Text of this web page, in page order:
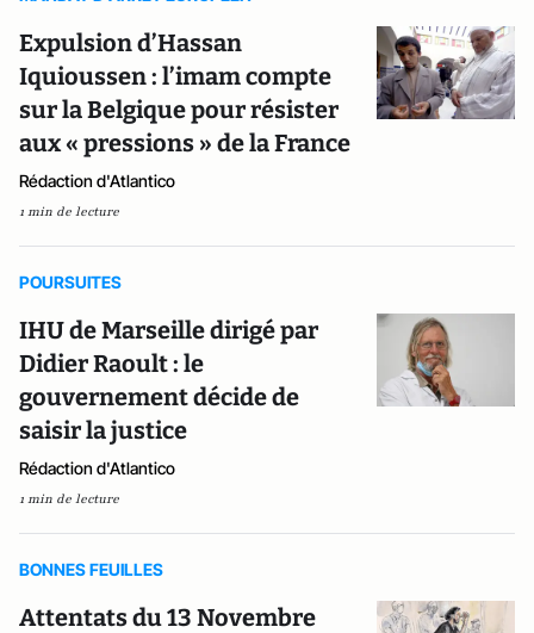
Expulsion d’Hassan
Iquioussen : l’imam compte
sur la Belgique pour résister
aux « pressions » de la France
Rédaction d'Atlantico
1 min de lecture
POURSUITES
IHU de Marseille dirigé par
Didier Raoult : le
gouvernement décide de
saisir la justice
Rédaction d'Atlantico
1 min de lecture
BONNES FEUILLES
Attentats du 13 Novembre